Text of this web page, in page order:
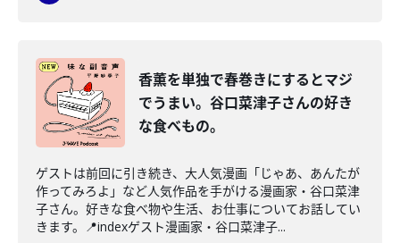
香薫を単独で春巻きにするとマジ
でうまい。谷口菜津子さんの好き
な食べもの。
ゲストは前回に引き続き、大人気漫画「じゃあ、あんたが
作ってみろよ」など人気作品を手がける漫画家・谷口菜津
子さん。好きな食べ物や生活、お仕事についてお話してい
きます。📍indexゲスト漫画家・谷口菜津子...